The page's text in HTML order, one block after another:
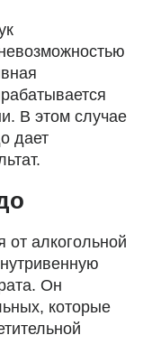
В этом случае
дает
от алкогольной
Он
которые